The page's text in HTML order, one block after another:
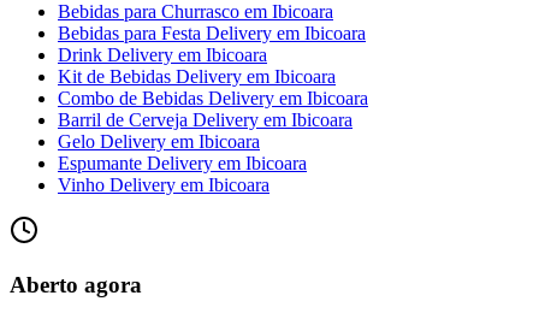
Bebidas para Churrasco em Ibicoara
Bebidas para Festa Delivery em Ibicoara
Drink Delivery em Ibicoara
Kit de Bebidas Delivery em Ibicoara
Combo de Bebidas Delivery em Ibicoara
Barril de Cerveja Delivery em Ibicoara
Gelo Delivery em Ibicoara
Espumante Delivery em Ibicoara
Vinho Delivery em Ibicoara
Aberto agora